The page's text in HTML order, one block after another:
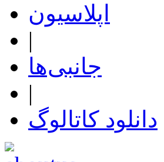
اپلاسیون
|
جانبی‌ها
|
دانلود کاتالوگ